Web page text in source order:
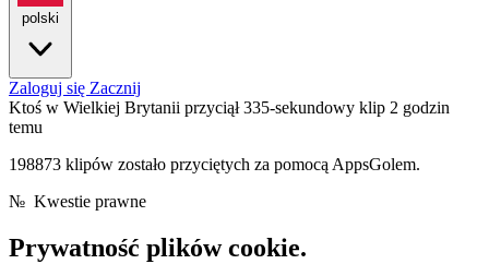
polski
Zaloguj się Zacznij
Ktoś w Wielkiej Brytanii przyciął 335-sekundowy klip 2 godzin
temu
198873 klipów zostało przyciętych za pomocą AppsGolem.
№ Kwestie prawne
Prywatność plików cookie.